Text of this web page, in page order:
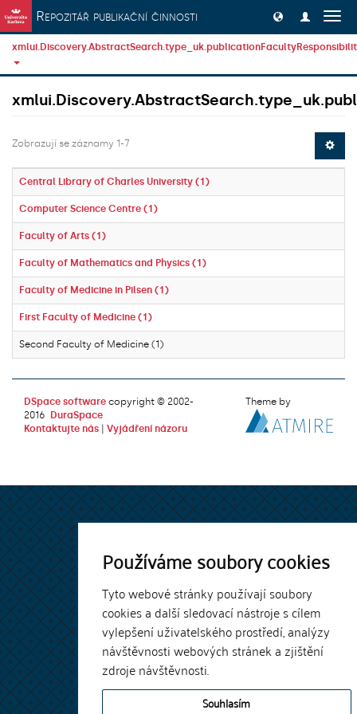
Používáme soubory cookies
Tyto webové stránky používají soubory
cookies a další sledovací nástroje s cílem
vylepšení uživatelského prostředí, analýzy
návštěvnosti webových stránek a zjištění
zdroje návštěvnosti.
Souhlasím
Přeskočit na obsah
Repozitář publikační činnosti
Zobrazují se záznamy 1-7
Central Library of Charles University (1)
Computer Science Centre (1)
Faculty of Arts (1)
Faculty of Mathematics and Physics (1)
Faculty of Medicine in Pilsen (1)
First Faculty of Medicine (1)
Second Faculty of Medicine (1)
DSpace software copyright © 2002-
2016
DuraSpace
Kontaktujte nás
Vyjádření názoru
Theme by